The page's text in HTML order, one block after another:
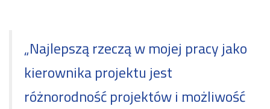
„Najlepszą rzeczą w mojej pracy jako
kierownika projektu jest
różnorodność projektów i możliwość